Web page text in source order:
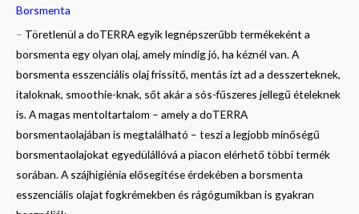
Borsmenta
– Töretlenül a doTERRA egyik legnépszerűbb termékeként a
borsmenta egy olyan olaj, amely mindig jó, ha kéznél van. A
borsmenta esszenciális olaj frissítő, mentás ízt ad a desszerteknek,
italoknak, smoothie-knak, sőt akár a sós-fűszeres jellegű ételeknek
is. A magas mentoltartalom – amely a doTERRA
borsmentaolajában is megtalálható – teszi a legjobb minőségű
borsmentaolajokat egyedülállóvá a piacon elérhető többi termék
sorában. A szájhigiénia elősegítése érdekében a borsmenta
esszenciális olajat fogkrémekben és rágógumikban is gyakran